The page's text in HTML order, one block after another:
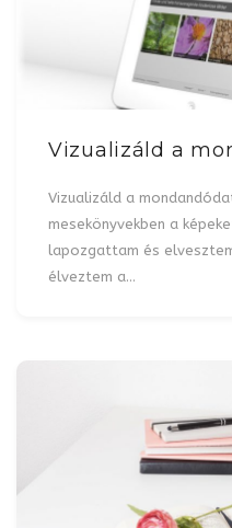
Vizualizáld a
Vizualizáld a
mesekönyvekben a
lapozgattam és
élveztem a…